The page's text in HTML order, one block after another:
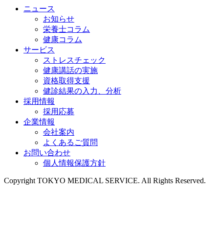
ニュース
お知らせ
栄養士コラム
健康コラム
サービス
ストレスチェック
健康講話の実施
資格取得支援
健診結果の入力、分析
採用情報
採用応募
企業情報
会社案内
よくあるご質問
お問い合わせ
個人情報保護方針
Copyright TOKYO MEDICAL SERVICE. All Rights Reserved.